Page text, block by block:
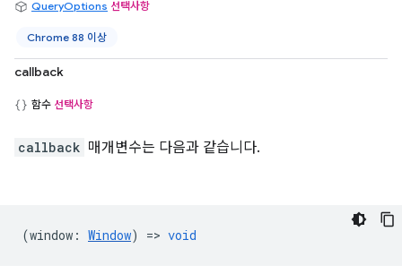
QueryOptions 선택사항
Chrome 88 이상
callback
함수 선택사항
callback 매개변수는 다음과 같습니다.
(window : Window) => void